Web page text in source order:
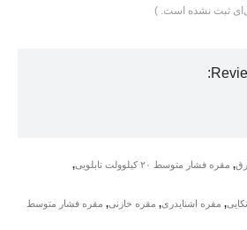
ثبت نشده است. )
, مقره فشار متوسط ۲۰ کیلوولت تابلویی
,
, مقره اشنایدری, مقره خازنی, مقره فشار متوسط